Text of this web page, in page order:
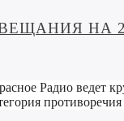
НА
Радио ведет